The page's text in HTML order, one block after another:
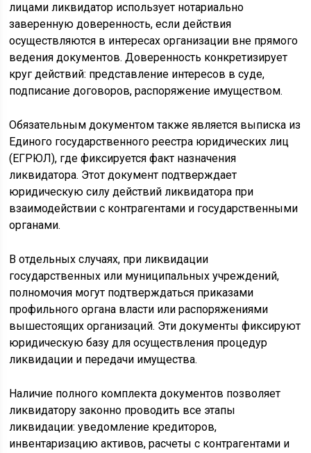
лицами ликвидатор использует нотариально
заверенную доверенность, если действия
осуществляются в интересах организации вне прямого
ведения документов. Доверенность конкретизирует
круг действий: представление интересов в суде,
подписание договоров, распоряжение имуществом.
Обязательным документом также является выписка из
Единого государственного реестра юридических лиц
(ЕГРЮЛ), где фиксируется факт назначения
ликвидатора. Этот документ подтверждает
юридическую силу действий ликвидатора при
взаимодействии с контрагентами и государственными
органами.
В отдельных случаях, при ликвидации
государственных или муниципальных учреждений,
полномочия могут подтверждаться приказами
профильного органа власти или распоряжениями
вышестоящих организаций. Эти документы фиксируют
юридическую базу для осуществления процедур
ликвидации и передачи имущества.
Наличие полного комплекта документов позволяет
ликвидатору законно проводить все этапы
ликвидации: уведомление кредиторов,
инвентаризацию активов, расчеты с контрагентами и